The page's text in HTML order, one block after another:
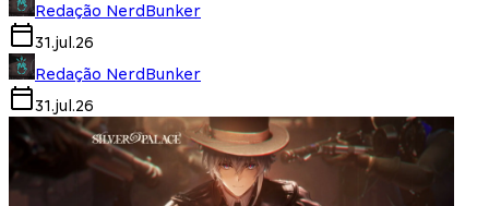
Redação NerdBunker
31.jul.26
Redação NerdBunker
31.jul.26